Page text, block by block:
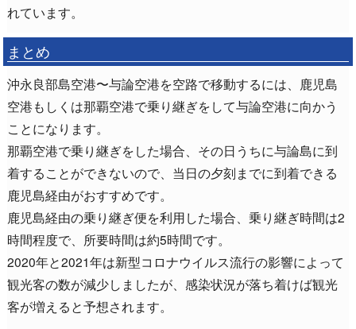
れています。
まとめ
沖永良部島空港〜与論空港を空路で移動するには、鹿児島
空港もしくは那覇空港で乗り継ぎをして与論空港に向かう
ことになります。
那覇空港で乗り継ぎをした場合、その日うちに与論島に到
着することができないので、当日の夕刻までに到着できる
鹿児島経由がおすすめです。
鹿児島経由の乗り継ぎ便を利用した場合、乗り継ぎ時間は2
時間程度で、所要時間は約5時間です。
2020年と2021年は新型コロナウイルス流行の影響によって
観光客の数が減少しましたが、感染状況が落ち着けば観光
客が増えると予想されます。